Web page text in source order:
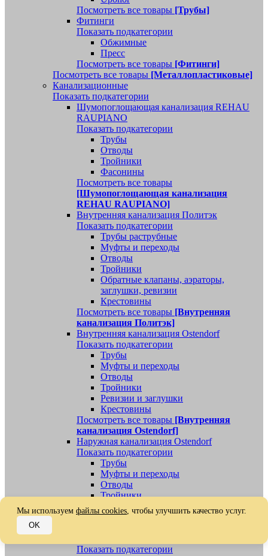
Посмотреть все товары [Трубы]
Фитинги
Показать подкатегории
Обжимные
Пресс
Посмотреть все товары [Фитинги]
Посмотреть все товары [Металлопластиковые]
Канализационные
Показать подкатегории
Шумопоглощающая канализация REHAU
RAUPIANO
Показать подкатегории
Трубы
Отводы
Тройники
Фасонины
Посмотреть все товары
[Шумопоглощающая канализация
REHAU RAUPIANO]
Внутренняя канализация Политэк
Показать подкатегории
Трубы раструбные
Муфты и переходы
Отводы
Тройники
Обратные клапаны, аэраторы,
заглушки, ревизии
Крестовины
Посмотреть все товары [Внутренняя
канализация Политэк]
Внутренняя канализация Ostendorf
Показать подкатегории
Трубы
Муфты и переходы
Отводы
Тройники
Ревизии и заглушки
Крестовины
Посмотреть все товары [Внутренняя
канализация Ostendorf]
Наружная канализация Ostendorf
Показать подкатегории
Трубы
Муфты и переходы
Отводы
Тройники
Ревизии, заглушки, обратные клапаны
Посмотреть все товары[Наружная
Показать подкатегории
Мы используем файлы cookies, чтобы улучшить качество услуг.
OK